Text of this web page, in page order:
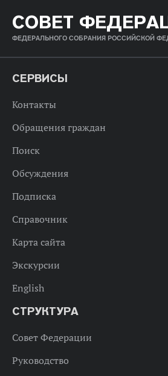
СОВЕТ
ФЕДЕРАЛЬНОГО СОБРАНИЯ РОССИЙСКОЙ
СЕРВИСЫ
Контакты
Обращения граждан
Поиск
Обсуждения
Подписка
Справочник
Карта сайта
Экскурсии
English
СТРУКТУРА
Совет Федерации
Руководство